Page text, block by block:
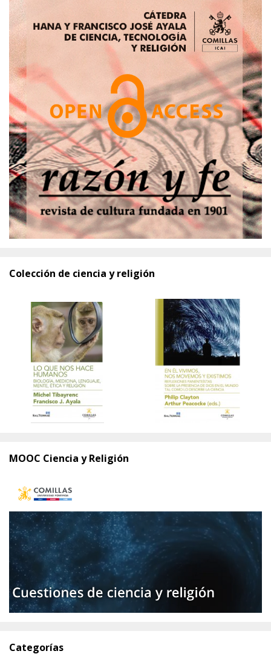
Colección de ciencia y religión
MOOC Ciencia y Religión
Categorías